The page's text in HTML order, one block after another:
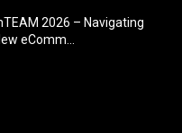
2026 – Navigating
eComm...